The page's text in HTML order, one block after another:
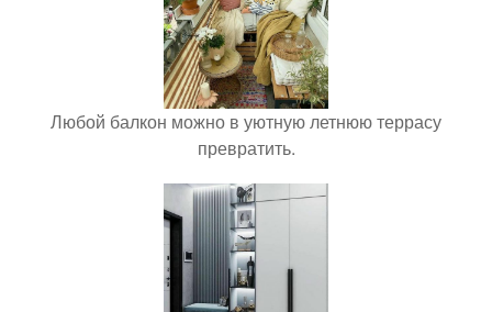
Любой балкон можно в уютную летнюю террасу
превратить.